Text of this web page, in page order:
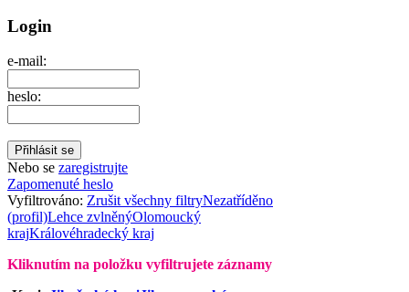
Login
e-mail:
heslo:
Nebo se zaregistrujte
Zapomenuté heslo
Vyfiltrováno: Zrušit všechny filtryNezatříděno
(profil)Lehce zvlněnýOlomoucký
krajKrálovéhradecký kraj
Kliknutím na položku vyfiltrujete záznamy